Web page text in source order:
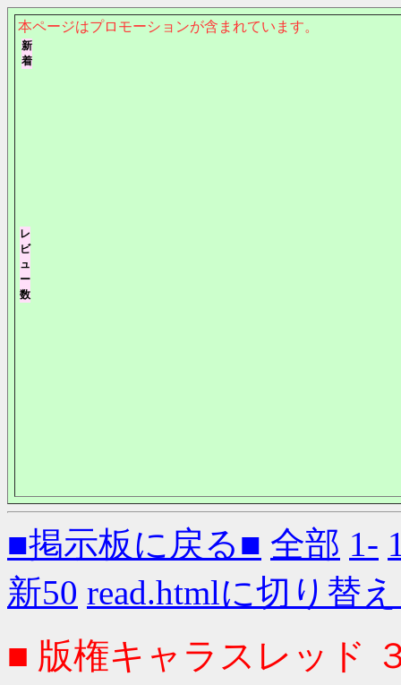
本ページはプロモーションが含まれています。
■掲示板に戻る■ 全部 1-
新50 read.htmlに切り替
■ 版権キャラスレッド